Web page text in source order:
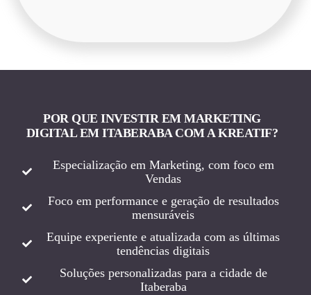
POR QUE INVESTIR EM MARKETING
DIGITAL EM ITABERABA COM A KREATIF?
Especialização em Marketing, com foco em
Vendas
Foco em performance e geração de resultados
mensuráveis
Equipe experiente e atualizada com as últimas
tendências digitais
Soluções personalizadas para a cidade de
Itaberaba